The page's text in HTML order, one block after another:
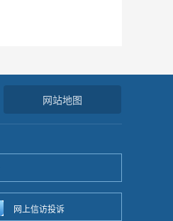
网站地图
网上信访投诉